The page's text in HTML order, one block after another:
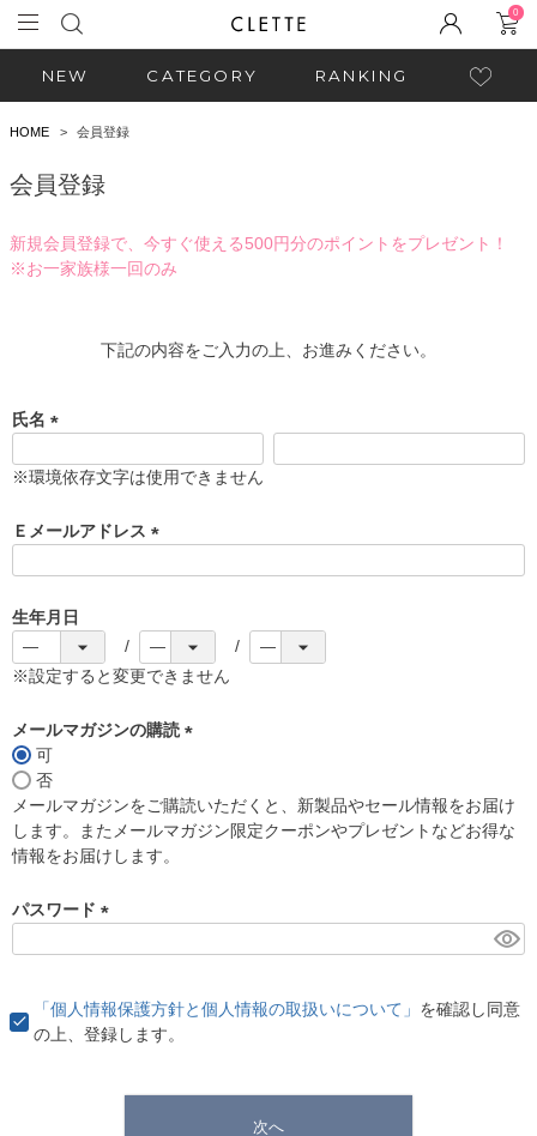
0
NEW CATEGORY RANKING
HOME 会員登録
会員登録
新規会員登録で、今すぐ使える500円分のポイントをプレゼント！
※お一家族様一回のみ
下記の内容をご入力の上、お進みください。
氏名
必
)
※環境依存文字は使用できません
Ｅメールアドレス
)
生年月日
※設定すると変更できません
メールマガジンの購読
須
)
可
否
メールマガジンをご購読いただくと、新製品やセール情報をお届け
します。またメールマガジン限定クーポンやプレゼントなどお得な
情報をお届けします。
パスワード
)
「個人情報保護方針と個人情報の取扱いについて」 を確認し同意
の上、登録します。
次へ